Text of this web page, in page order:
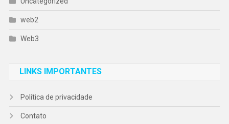
web2
Web3
LINKS IMPORTANTES
Política de privacidade
Contato